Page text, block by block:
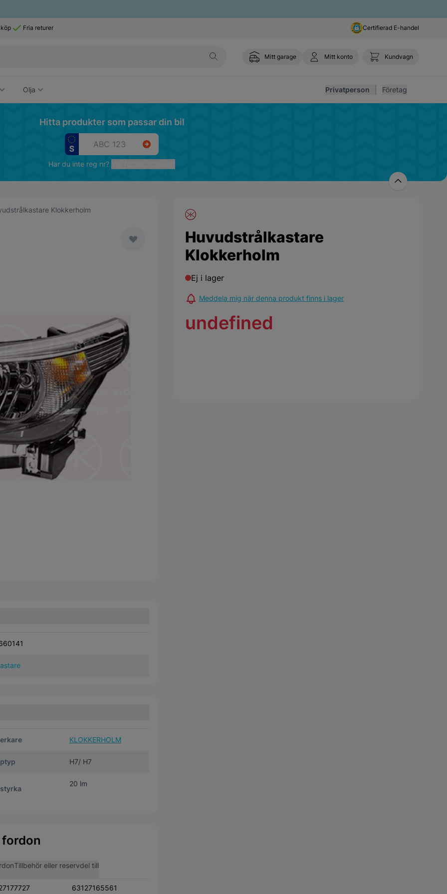
Fria returer Certifierad E-handel
Mitt garage Mitt konto Kundvagn
Olja Privatperson Företag
Hitta produkter som passar din bil
Har du inte reg nr?
Klokkerholm
Huvudstrålkastare
Klokkerholm
Ej i lager
Meddela mig när denna produkt finns i lager
undefined
KLOKKERHOLM
H7/ H7
20 lm
Tillbehör eller reservdel till
63127165561